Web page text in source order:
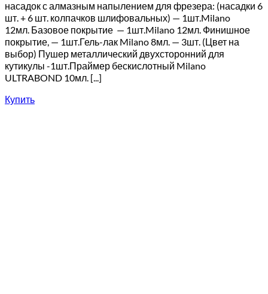
насадок с алмазным напылением для фрезера: (насадки 6
шт. + 6 шт. колпачков шлифовальных) — 1шт.Milano
12мл. Базовое покрытие — 1шт.Milano 12мл. Финишное
покрытие, — 1шт.Гель-лак Milano 8мл. — 3шт. (Цвет на
выбор) Пушер металлический двухсторонний для
кутикулы -1шт.Праймер бескислотный Milano
ULTRABOND 10мл. [...]
Купить